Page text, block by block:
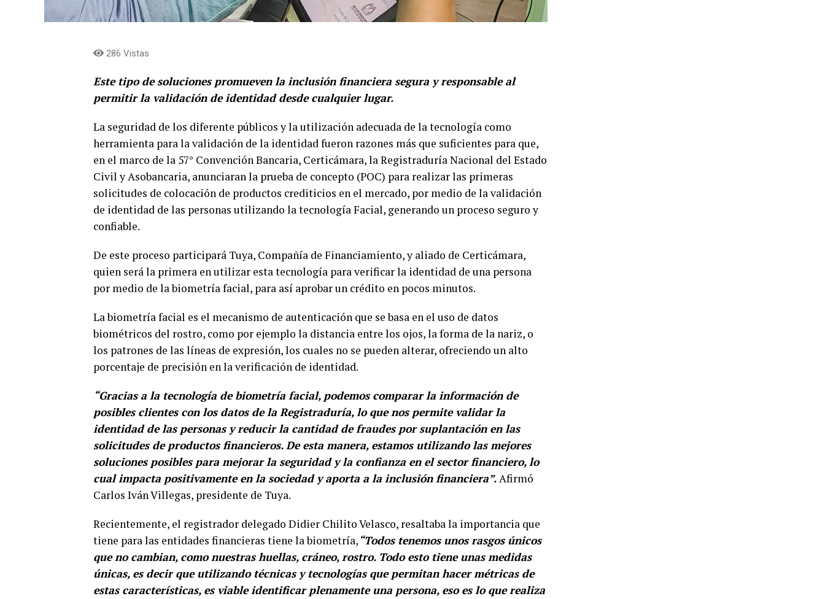
286 Vistas
Este tipo de soluciones promueven la inclusión financiera segura y responsable al
permitir la validación de identidad desde cualquier lugar.
La seguridad de los diferente públicos y la utilización adecuada de la tecnología como
herramienta para la validación de la identidad fueron razones más que suficientes para que,
en el marco de la 57° Convención Bancaria, Certicámara, la Registraduría Nacional del Estado
Civil y Asobancaria, anunciaran la prueba de concepto (POC) para realizar las primeras
solicitudes de colocación de productos crediticios en el mercado, por medio de la validación
de identidad de las personas utilizando la tecnología Facial, generando un proceso seguro y
confiable.
De este proceso participará Tuya, Compañía de Financiamiento, y aliado de Certicámara,
quien será la primera en utilizar esta tecnología para verificar la identidad de una persona
por medio de la biometría facial, para así aprobar un crédito en pocos minutos.
La biometría facial es el mecanismo de autenticación que se basa en el uso de datos
biométricos del rostro, como por ejemplo la distancia entre los ojos, la forma de la nariz, o
los patrones de las líneas de expresión, los cuales no se pueden alterar, ofreciendo un alto
porcentaje de precisión en la verificación de identidad.
“Gracias a la tecnología de biometría facial, podemos comparar la información de
posibles clientes con los datos de la Registraduría, lo que nos permite validar la
identidad de las personas y reducir la cantidad de fraudes por suplantación en las
solicitudes de productos financieros. De esta manera, estamos utilizando las mejores
soluciones posibles para mejorar la seguridad y la confianza en el sector financiero, lo
cual impacta positivamente en la sociedad y aporta a la inclusión financiera”.Afirmó
Carlos Iván Villegas, presidente de Tuya.
Recientemente, el registrador delegado Didier Chilito Velasco, resaltaba la importancia que
tiene para las entidades financieras tiene la biometría, “Todos tenemos unos rasgos únicos
que no cambian, como nuestras huellas, cráneo, rostro. Todo esto tiene unas medidas
únicas, es decir que utilizando técnicas y tecnologías que permitan hacer métricas de
estas características, es viable identificar plenamente una persona, eso es lo que realiza